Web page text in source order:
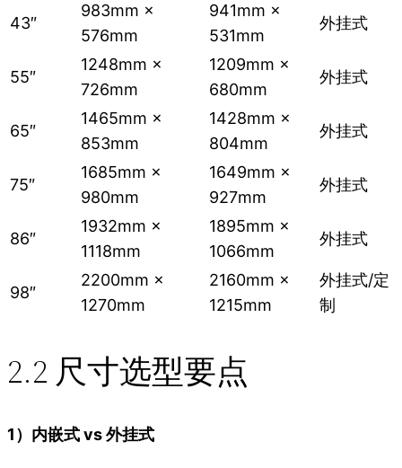
43″
983mm ×
576mm
941mm ×
531mm
外挂式
55″
1248mm ×
726mm
1209mm ×
680mm
外挂式
65″
1465mm ×
853mm
1428mm ×
804mm
外挂式
75″
1685mm ×
980mm
1649mm ×
927mm
外挂式
86″
1932mm ×
1118mm
1895mm ×
1066mm
外挂式
98″
2200mm ×
1270mm
2160mm ×
1215mm
外挂式/定
制
2.2 尺寸选型要点
1）内嵌式 vs 外挂式